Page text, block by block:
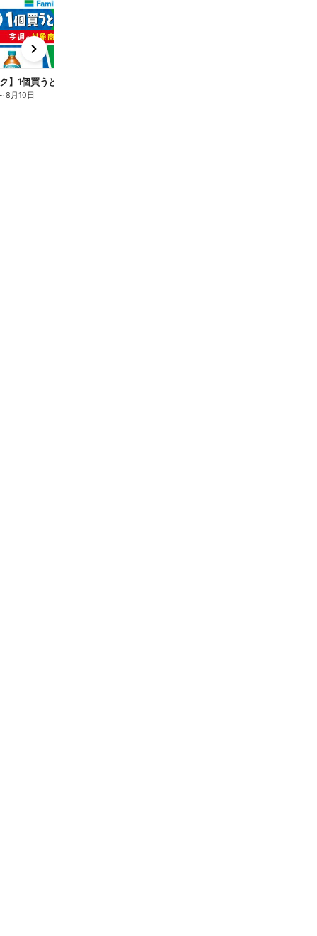
ク】1個買うと1個もらえる/麦茶
～8月10日
e
x
t